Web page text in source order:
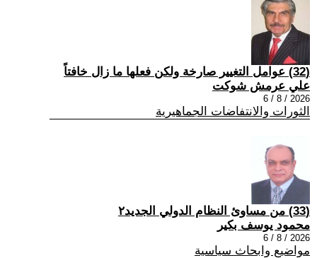
(32) عوامل التغيير صارخة ولكن فعلها ما زال خافتاً
علي عرمش شوكت
2026 / 8 / 6
الثورات والانتفاضات الجماهيرية
(33) من مساوئ النظام الدولي الجديد٢
محمود يوسف بكير
2026 / 8 / 6
مواضيع وابحاث سياسية